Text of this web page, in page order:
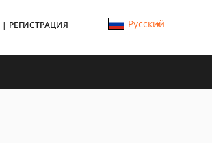
| РЕГИСТРАЦИЯ Русский